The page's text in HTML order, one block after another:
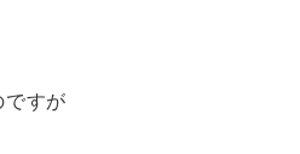
すが